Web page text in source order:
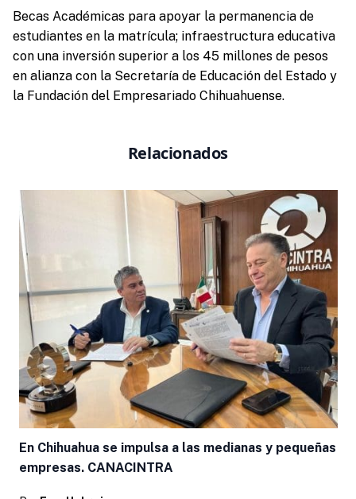
Becas Académicas para apoyar la permanencia de
estudiantes en la matrícula; infraestructura educativa
con una inversión superior a los 45 millones de pesos
en alianza con la Secretaría de Educación del Estado y
la Fundación del Empresariado Chihuahuense.
Relacionados
En Chihuahua se impulsa a las medianas y pequeñas
empresas. CANACINTRA